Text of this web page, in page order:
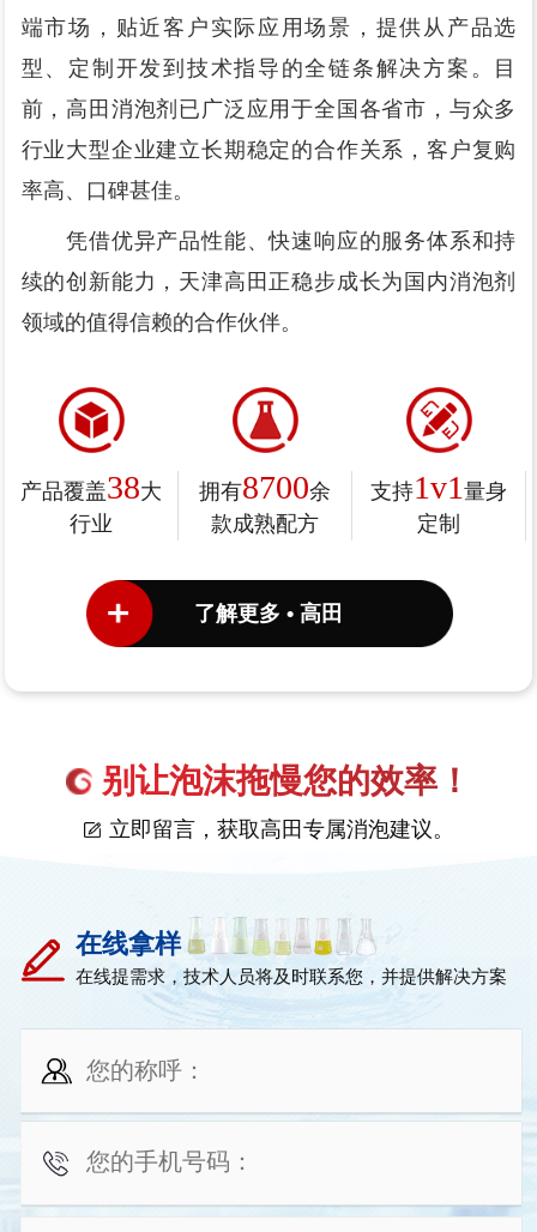
端市场，贴近客户实际应用场景，提供从产品选
型、定制开发到技术指导的全链条解决方案。目
前，高田消泡剂已广泛应用于全国各省市，与众多
行业大型企业建立长期稳定的合作关系，客户复购
率高、口碑甚佳。
凭借优异产品性能、快速响应的服务体系和持
续的创新能力，天津高田正稳步成长为国内消泡剂
领域的值得信赖的合作伙伴。
产品覆盖38大
行业
拥有8700余
款成熟配方
支持1v1 量身
定制
了解更多 • 高田
别让泡沫拖慢您的效率！
立即留言，获取高田专属消泡建议。
在线拿样
在线提需求，技术人员将及时联系您，并提供解决方案